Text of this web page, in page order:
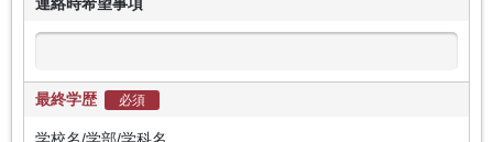
連絡時希望事項
最終学歴 必須